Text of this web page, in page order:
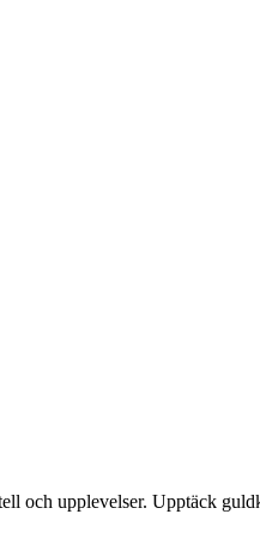
och upplevelser. Upptäck